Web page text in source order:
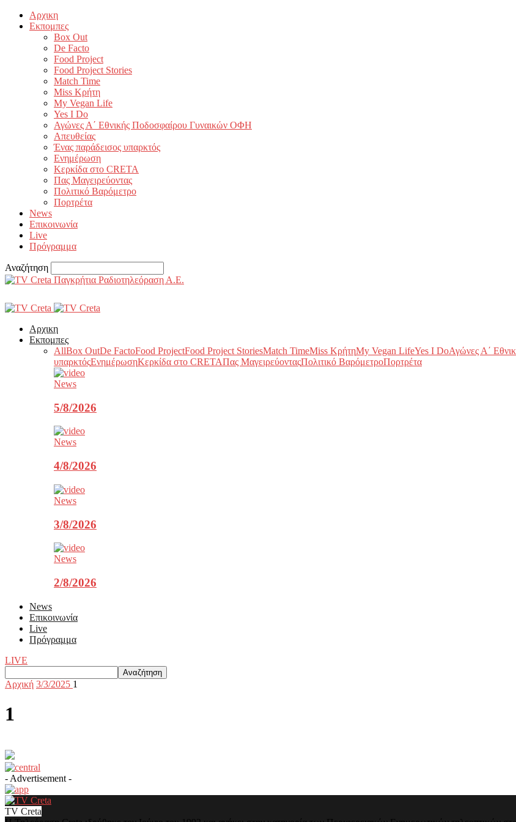
Αρχικη
Εκπομπες
Box Out
De Facto
Food Project
Food Project Stories
Match Time
Miss Κρήτη
My Vegan Life
Yes I Do
Αγώνες Α΄ Εθνικής Ποδοσφαίρου Γυναικών ΟΦΗ
Απευθείας
Ένας παράδεισος υπαρκτός
Ενημέρωση
Κερκίδα στο CRETA
Πας Μαγειρεύοντας
Πολιτικό Βαρόμετρο
Πορτρέτα
News
Επικοινωνία
Live
Πρόγραμμα
Αναζήτηση
Παγκρήτια Ραδιοτηλεόραση Α.Ε.
Αρχικη
Εκπομπες
AllBox OutDe FactoFood ProjectFood Project StoriesMatch TimeMiss ΚρήτηMy Vegan LifeYes I DoΑγώνες Α΄
υπαρκτόςΕνημέρωσηΚερκίδα στο CRETAΠας ΜαγειρεύονταςΠολιτικό ΒαρόμετροΠορτρέτα
News
5/8/2026
News
4/8/2026
News
3/8/2026
News
2/8/2026
News
Επικοινωνία
Live
Πρόγραμμα
LIVE
Αρχική 3/3/2025 1
1
- Advertisement -
TV Creta